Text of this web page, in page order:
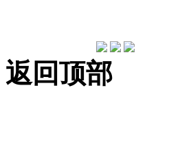
返回顶部